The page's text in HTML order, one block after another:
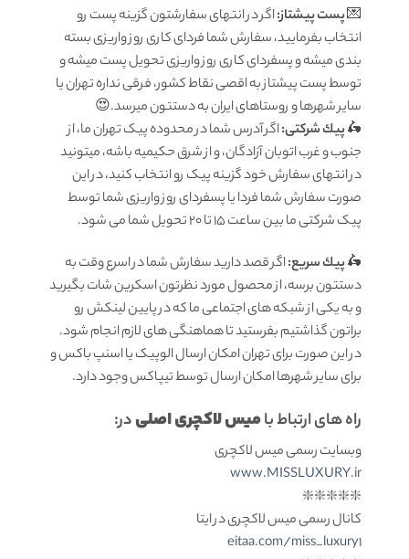
💌پست پیشتاز:اگر در انتهای سفارشتون گزینه پست رو
انتخاب بفرمایید، سفارش شما فردای کاری روز واریزی بسته
بندی میشه و پسفردای کاری روز واریزی تحویل پست میشه و
توسط پست پیشتاز به اقصی نقاط کشور، فرقی نداره تهران یا
سایر شهرها و روستاهای ایران به دستتون میرسد.😍
🛵پيك شرکتی:اگر آدرس شما در محدوده پیک تهران ما، از
جنوب و غرب اتوبان آزادگان، و از شرق حکیمیه باشه، میتونید
در انتهای سفارش خود گزینه پیک رو انتخاب کنید، در این
صورت سفارش شما فردا یا پسفردای روز واريزى شما توسط
پیک شرکتی ما بين ساعت ۱۵ تا ٢٠ تحويل شما مى شود.
🛵پيك سریع:اگر قصد دارید سفارش شما در اسرع وقت به
دستتون برسه، از محصول مورد نظرتون اسکرین شات بگیرید
و به یکی از شبکه های اجتماعی ما که در پایین لینکش رو
براتون گذاشتیم بفرستید تا هماهنگی های لازم انجام شود.
در این صورت برای تهران امکان ارسال الوپیک یا اسنپ باکس و
برای سایر شهرها امکان ارسال توسط تیپاکس وجود دارد.
راه های ارتباط بامیس لاکچری اصلیدر:
وبسایت رسمی میس لاکچری
www.MISSLUXURY.ir
❇️❇️❇️❇️❇️
کانال رسمی میس لاکچری در ایتا
eitaa.com/miss_luxury1